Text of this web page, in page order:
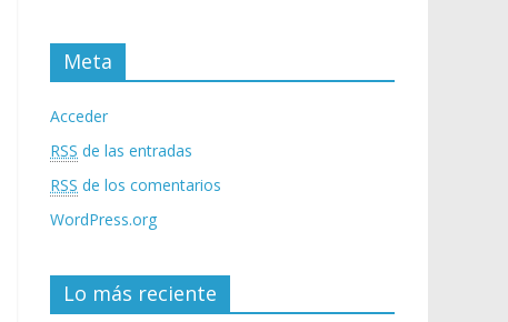
Meta
Acceder
RSS de las entradas
RSS de los comentarios
WordPress.org
Lo más reciente